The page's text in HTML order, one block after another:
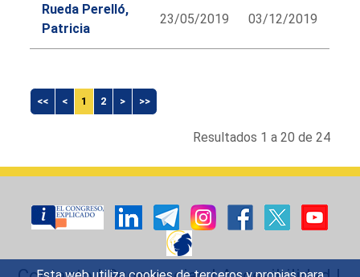
Rueda Perelló,
Patricia
23/05/2019 03/12/2019
<< < 1 2 > >>
Resultados 1 a 20 de 24